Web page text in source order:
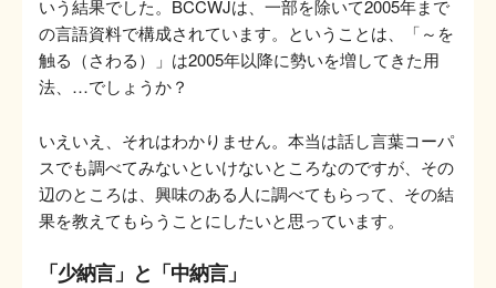
いう結果でした。BCCWJは、一部を除いて2005年まで
の言語資料で構成されています。ということは、「～を
触る（さわる）」は2005年以降に勢いを増してきた用
法、…でしょうか？
いえいえ、それはわかりません。本当は話し言葉コーパ
スでも調べてみないといけないところなのですが、その
辺のところは、興味のある人に調べてもらって、その結
果を教えてもらうことにしたいと思っています。
「少納言」と「中納言」